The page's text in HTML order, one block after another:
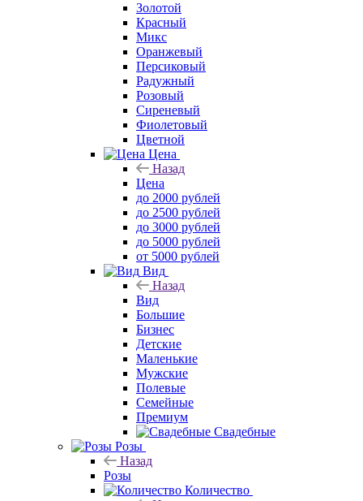
Золотой
Красный
Микс
Оранжевый
Персиковый
Радужный
Розовый
Сиреневый
Фиолетовый
Цветной
Цена
Назад
Цена
до 2000 рублей
до 2500 рублей
до 3000 рублей
до 5000 рублей
от 5000 рублей
Вид
Назад
Вид
Большие
Бизнес
Детские
Маленькие
Мужские
Полевые
Семейные
Премиум
Свадебные
Розы
Назад
Розы
Количество